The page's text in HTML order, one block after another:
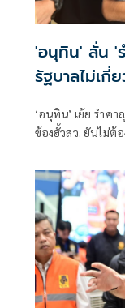
'อนุทิน' ลั่น '
รัฐบาลไม่เกี่
‘อนุทิน’ เย้ย รำค
ข้องฮั้วสว. ยันไม่ต้